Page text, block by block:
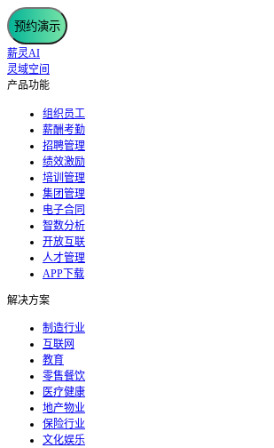
预约演示
薪灵AI
灵域空间
产品功能
组织员工
薪酬考勤
招聘管理
绩效激励
培训管理
集团管理
电子合同
智数分析
开放互联
人才管理
APP下载
解决方案
制造行业
互联网
教育
零售餐饮
医疗健康
地产物业
保险行业
文化娱乐